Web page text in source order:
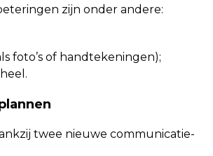
zijn onder andere:
foto’s of handtekeningen);
twee nieuwe communicatie­